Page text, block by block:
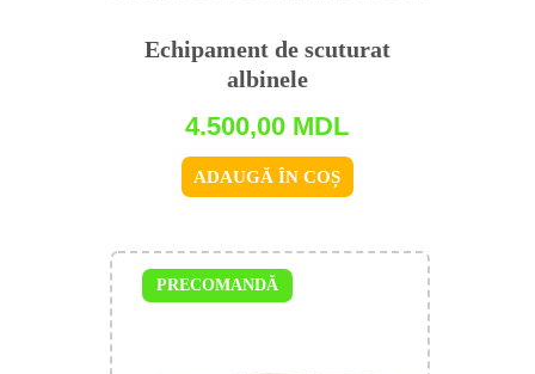
Echipament de scuturat
albinele
4.500,00 MDL
ADAUGĂ ÎN COȘ
PRECOMANDĂ